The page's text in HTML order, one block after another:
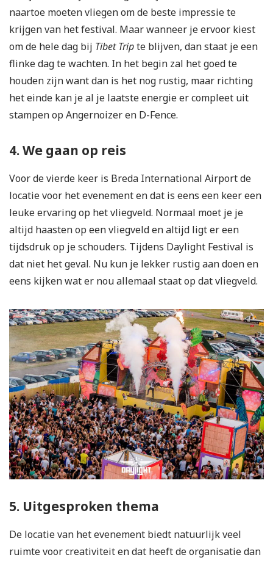
naartoe moeten vliegen om de beste impressie te
krijgen van het festival. Maar wanneer je ervoor kiest
om de hele dag bij Tibet Tripte blijven, dan staat je een
flinke dag te wachten. In het begin zal het goed te
houden zijn want dan is het nog rustig, maar richting
het einde kan je al je laatste energie er compleet uit
stampen op Angernoizer en D-Fence.
4. We gaan op reis
Voor de vierde keer is Breda International Airport de
locatie voor het evenement en dat is eens een keer een
leuke ervaring op het vliegveld. Normaal moet je je
altijd haasten op een vliegveld en altijd ligt er een
tijdsdruk op je schouders. Tijdens Daylight Festival is
dat niet het geval. Nu kun je lekker rustig aan doen en
eens kijken wat er nou allemaal staat op dat vliegveld.
5. Uitgesproken thema
De locatie van het evenement biedt natuurlijk veel
ruimte voor creativiteit en dat heeft de organisatie dan